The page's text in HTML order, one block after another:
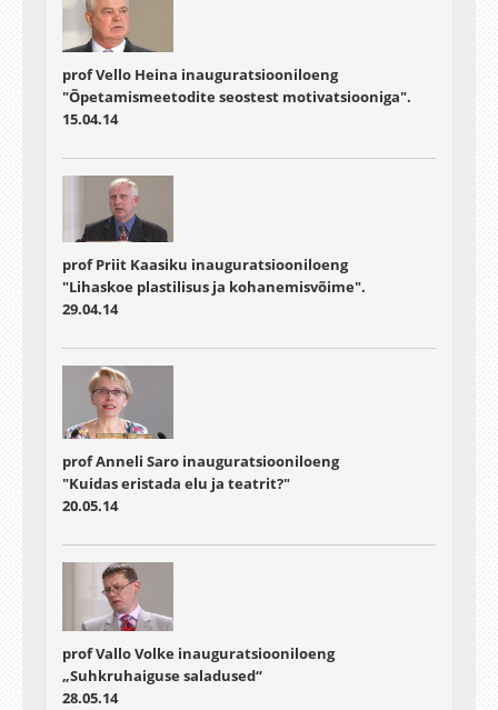
prof Vello Heina inauguratsiooniloeng
"Õpetamismeetodite seostest motivatsiooniga".
15.04.14
prof Priit Kaasiku inauguratsiooniloeng
"Lihaskoe plastilisus ja kohanemisvõime".
29.04.14
prof Anneli Saro inauguratsiooniloeng
"Kuidas eristada elu ja teatrit?"
20.05.14
prof Vallo Volke inauguratsiooniloeng
„Suhkruhaiguse saladused“
28.05.14